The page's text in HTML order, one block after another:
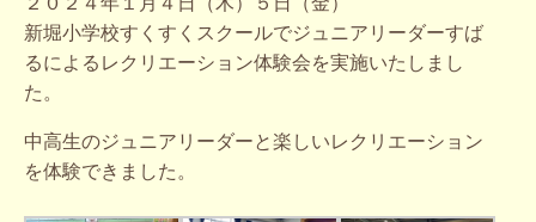
新堀小学校すくすくスクールでジュニアリーダーすば
るによるレクリエーション体験会を実施いたしまし
た。
中高生のジュニアリーダーと楽しいレクリエーション
を体験できました。